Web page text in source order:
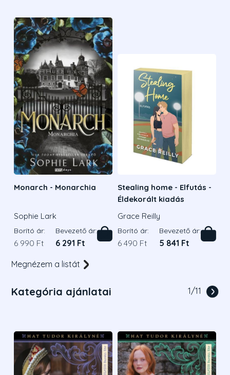
Monarch - Monarchia
Sophie Lark
Borító ár:
6 990 Ft
Bevezető ár:
6 291 Ft
Stealing home - Elfutás -
Éldekorált kiadás
Grace Reilly
Borító ár:
6 490 Ft
Bevezető ár:
5 841 Ft
Megnézem a listát
Kategória ajánlatai 1/11